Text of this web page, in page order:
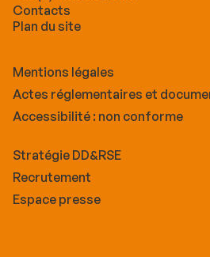
Contacts
Plan du site
Mentions légales
Actes réglementaires et
Accessibilité : non conforme
Stratégie DD&RSE
Recrutement
Espace presse